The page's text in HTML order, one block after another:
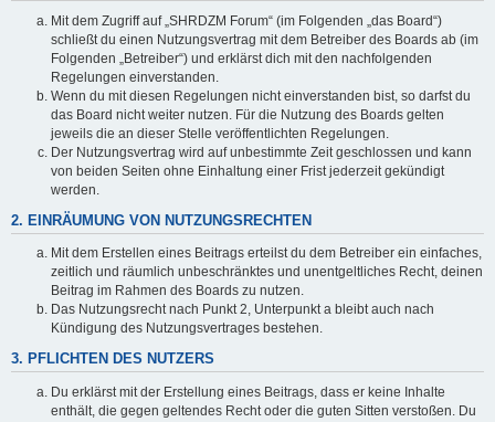
Mit dem Zugriff auf „SHRDZM Forum“ (im Folgenden „das Board“)
schließt du einen Nutzungsvertrag mit dem Betreiber des Boards ab (im
Folgenden „Betreiber“) und erklärst dich mit den nachfolgenden
Regelungen einverstanden.
Wenn du mit diesen Regelungen nicht einverstanden bist, so darfst du
das Board nicht weiter nutzen. Für die Nutzung des Boards gelten
jeweils die an dieser Stelle veröffentlichten Regelungen.
Der Nutzungsvertrag wird auf unbestimmte Zeit geschlossen und kann
von beiden Seiten ohne Einhaltung einer Frist jederzeit gekündigt
werden.
2. EINRÄUMUNG VON NUTZUNGSRECHTEN
Mit dem Erstellen eines Beitrags erteilst du dem Betreiber ein einfaches,
zeitlich und räumlich unbeschränktes und unentgeltliches Recht, deinen
Beitrag im Rahmen des Boards zu nutzen.
Das Nutzungsrecht nach Punkt 2, Unterpunkt a bleibt auch nach
Kündigung des Nutzungsvertrages bestehen.
3. PFLICHTEN DES NUTZERS
Du erklärst mit der Erstellung eines Beitrags, dass er keine Inhalte
enthält, die gegen geltendes Recht oder die guten Sitten verstoßen. Du